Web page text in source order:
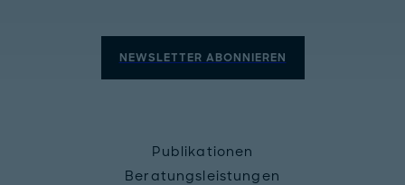
NEWSLETTER ABONNIEREN
Publikationen
Beratungsleistungen